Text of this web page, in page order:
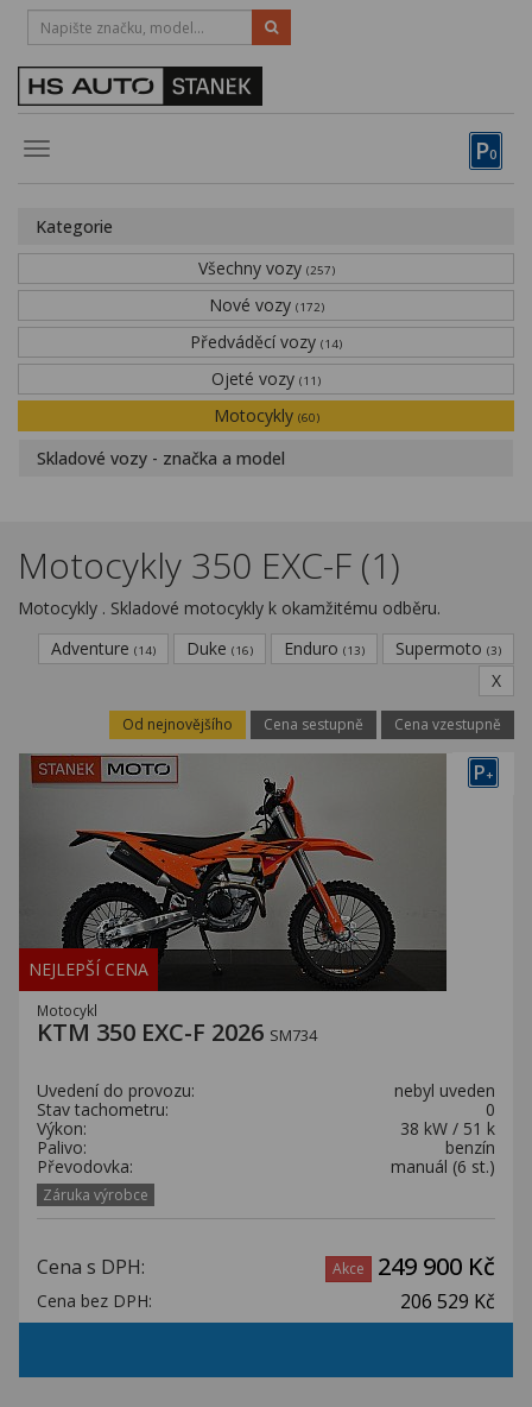
P0
Toggle
HOTLINE:
STRAKONICE-383 335 366
Obytné vozy
Financování
Novinky
Kontakty
Kategorie
Všechny vozy (257)
Nové vozy (172)
Předváděcí vozy (14)
Ojeté vozy (11)
Motocykly (60)
Skladové vozy - značka a model
Motocykly 350 EXC-F (1)
Motocykly . Skladové motocykly k okamžitému odběru.
Adventure (14) Duke (16) Enduro (13) Supermoto (3)
X
Od nejnovějšího Cena sestupně Cena vzestupně
P+
NEJLEPŠÍ CENA
Motocykl
KTM 350 EXC-F 2026 SM734
Uvedení do provozu:
nebyl uveden
Stav tachometru:
0
Výkon:
38 kW / 51 k
Palivo:
benzín
Převodovka:
manuál (6 st.)
Záruka výrobce
Cena s DPH: Akce 249 900 Kč
Cena bez DPH: 206 529 Kč